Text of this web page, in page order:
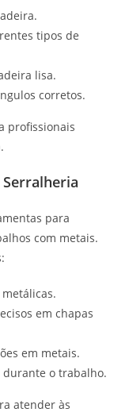
tipos de
lisa.
corretos.
profissionais
para
com metais.
em chapas
em metais.
durante o trabalho.
atender às